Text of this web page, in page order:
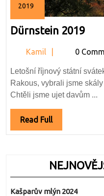
2019
30.10.2019
Dürnstein 2019
Kamil Kamil
0
Letošní říjnový státní
Rakous, vybrali jsme
Chtěli jsme ujet davům ...
Read FullRead
Full
Kašparův mlýn 2024